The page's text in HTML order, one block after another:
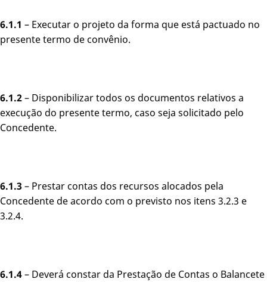
6.1.1 – Executar o projeto da forma que está pactuado no
presente termo de convênio.
6.1.2– Disponibilizar todos os documentos relativos a
execução do presente termo, caso seja solicitado pelo
Concedente.
6.1.3– Prestar contas dos recursos alocados pela
Concedente de acordo com o previsto nos itens 3.2.3 e
3.2.4.
6.1.4– Deverá constar da Prestação de Contas o Balancete